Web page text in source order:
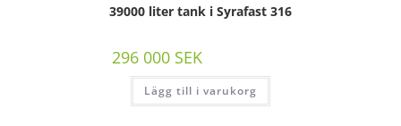
39000 liter tank i Syrafast 316
296 000 SEK
Lägg till i varukorg